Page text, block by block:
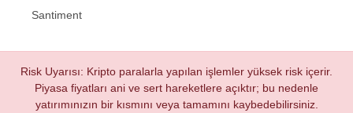
Santiment
Risk Uyarısı: Kripto paralarla yapılan işlemler yüksek risk içerir.
Piyasa fiyatları ani ve sert hareketlere açıktır; bu nedenle
yatırımınızın bir kısmını veya tamamını kaybedebilirsiniz.